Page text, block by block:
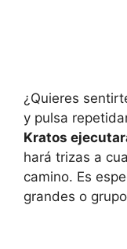
¿Quieres
y pulsa
Kratos
hará trizas a
camino. Es
grandes o